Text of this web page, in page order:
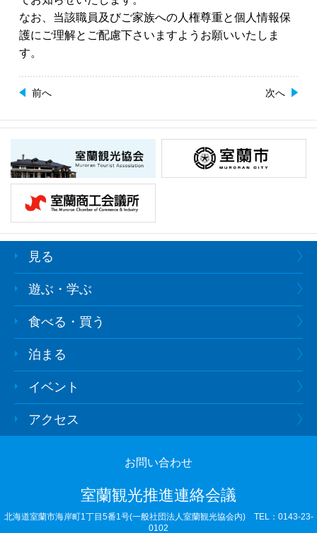
なお、当該職員及びご家族への人権尊重と個人情報保
護にご理解とご配慮下さいますようお願いいたしま
す。
前へ 次へ
見る
遊ぶ・学ぶ
食べる・買う
泊まる
イベント
アクセス
お問い合わせ
室蘭観光推進連絡会議
北海道室蘭市海岸町1丁目5番1号(一般社団法人室蘭観光協会内)
TEL：0143-23-
0102